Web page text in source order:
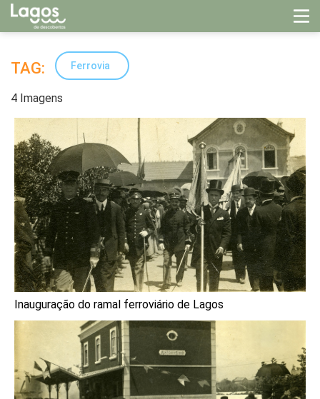
TAG: Ferrovia
4 Imagens
Inauguração do ramal ferroviário de Lagos